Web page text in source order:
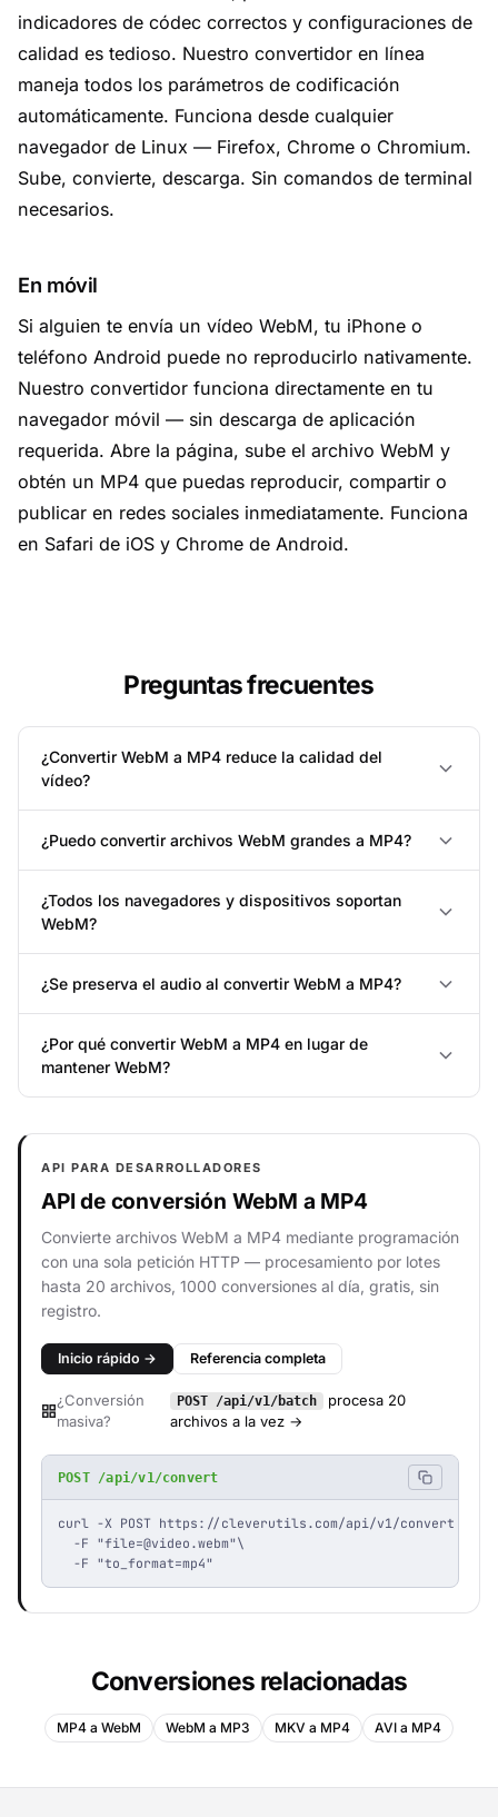
indicadores de códec correctos y configuraciones de
calidad es tedioso. Nuestro convertidor en línea
maneja todos los parámetros de codificación
automáticamente. Funciona desde cualquier
navegador de Linux — Firefox, Chrome o Chromium.
Sube, convierte, descarga. Sin comandos de terminal
necesarios.
En móvil
Si alguien te envía un vídeo WebM, tu iPhone o
teléfono Android puede no reproducirlo nativamente.
Nuestro convertidor funciona directamente en tu
navegador móvil — sin descarga de aplicación
requerida. Abre la página, sube el archivo WebM y
obtén un MP4 que puedas reproducir, compartir o
publicar en redes sociales inmediatamente. Funciona
en Safari de iOS y Chrome de Android.
Preguntas frecuentes
¿Convertir WebM a MP4 reduce la calidad del
vídeo?
¿Puedo convertir archivos WebM grandes a MP4?
¿Todos los navegadores y dispositivos soportan
WebM?
¿Se preserva el audio al convertir WebM a MP4?
¿Por qué convertir WebM a MP4 en lugar de
mantener WebM?
API PARA DESARROLLADORES
API de conversión WebM a MP4
Convierte archivos WebM a MP4 mediante programación
con una sola petición HTTP — procesamiento por lotes
hasta 20 archivos, 1000 conversiones al día, gratis, sin
registro.
Inicio rápido → Referencia completa
¿Conversión
masiva?
POST /api/v1/batch
procesa 20
archivos a la vez →
POST /api/v1/convert
curl -X POST https://cleverutils.com/api/v1/convert \
  -F "
file=@video.webm"\
  -F "to_format=mp4"
Conversiones relacionadas
MP4 a WebM WebM a MP3 MKV a MP4 AVI a MP4